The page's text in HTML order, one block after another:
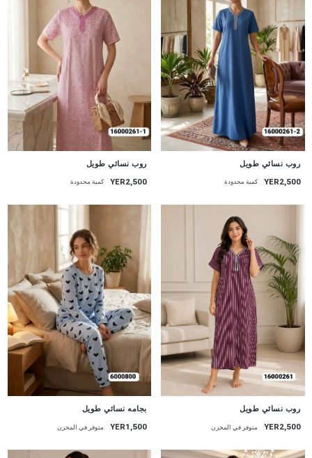
روب نسائي طويل
YER2,500 كمية محدودة
روب نسائي طويل
YER2,500 كمية محدودة
روب نسائي طويل
YER2,500 متوفر في المخزن
جديد
بجامه نسائي طويل
YER1,500 متوفر في المخزن